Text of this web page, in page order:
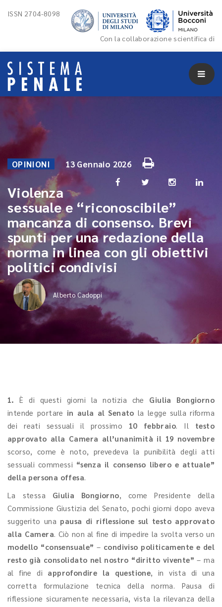
ISSN 2704-8098
Con la collaborazione scientifica di
OPINIONI 13 Gennaio 2026
Violenza
sessuale e “riconoscibile”
mancanza di consenso. Brevi
spunti per una redazione della
norma in linea con gli obiettivi
politici condivisi
Alberto Cadoppi
1. È di questi giorni la notizia che Giulia Bongiorno
intende portare in aula al Senato la legge sulla riforma
dei reati sessuali il prossimo 10 febbraio. Il testo
approvato alla Camera all’unanimità il 19 novembre
scorso, come è noto, prevedeva la punibilità degli atti
sessuali commessi “senza il consenso libero e attuale”
della persona offesa.
La stessa Giulia Bongiorno, come Presidente della
Commissione Giustizia del Senato, pochi giorni dopo aveva
suggerito una pausa di riflessione sul testo approvato
alla Camera. Ciò non al fine di impedire la svolta verso un
modello “consensuale” – condiviso politicamente e del
resto già consolidato nel nostro “diritto vivente” – ma
al fine di approfondire la questione, in vista di una
corretta formulazione tecnica della norma. Pausa di
riflessione sicuramente necessaria, vista la rilevanza della